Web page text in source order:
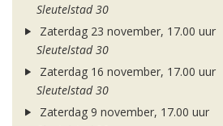
Sleutelstad 30
Zaterdag 23 november, 17.00 uur
Sleutelstad 30
Zaterdag 16 november, 17.00 uur
Sleutelstad 30
Zaterdag 9 november, 17.00 uur